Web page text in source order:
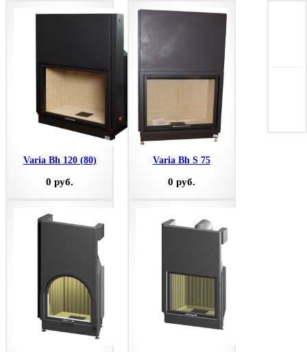
Varia Bh 120 (80)
0 руб.
Varia Bh S 75
0 руб.